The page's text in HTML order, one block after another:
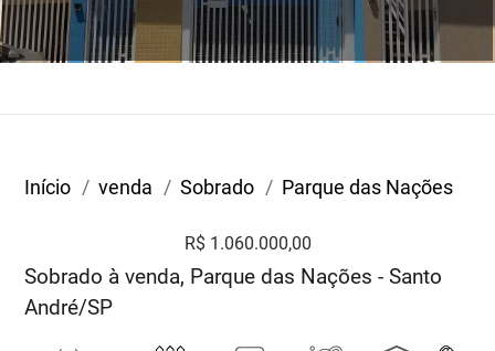
Início venda Sobrado Parque das Nações
R$ 1.060.000,00
Sobrado à venda, Parque das Nações - Santo
André/SP